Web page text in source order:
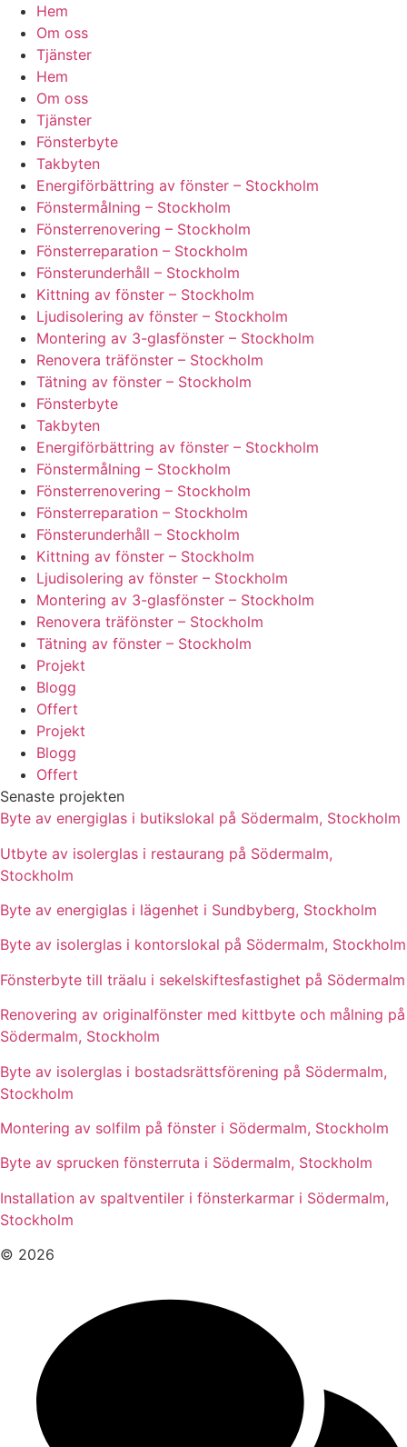
Hem
Om oss
Tjänster
Hem
Om oss
Tjänster
Fönsterbyte
Takbyten
Energiförbättring av fönster – Stockholm
Fönstermålning – Stockholm
Fönsterrenovering – Stockholm
Fönsterreparation – Stockholm
Fönsterunderhåll – Stockholm
Kittning av fönster – Stockholm
Ljudisolering av fönster – Stockholm
Montering av 3-glasfönster – Stockholm
Renovera träfönster – Stockholm
Tätning av fönster – Stockholm
Fönsterbyte
Takbyten
Energiförbättring av fönster – Stockholm
Fönstermålning – Stockholm
Fönsterrenovering – Stockholm
Fönsterreparation – Stockholm
Fönsterunderhåll – Stockholm
Kittning av fönster – Stockholm
Ljudisolering av fönster – Stockholm
Montering av 3-glasfönster – Stockholm
Renovera träfönster – Stockholm
Tätning av fönster – Stockholm
Projekt
Blogg
Offert
Projekt
Blogg
Offert
Senaste projekten
Byte av energiglas i butikslokal på Södermalm, Stockholm
Utbyte av isolerglas i restaurang på Södermalm,
Stockholm
Byte av energiglas i lägenhet i Sundbyberg, Stockholm
Byte av isolerglas i kontorslokal på Södermalm, Stockholm
Fönsterbyte till träalu i sekelskiftesfastighet på Södermalm
Renovering av originalfönster med kittbyte och målning på
Södermalm, Stockholm
Byte av isolerglas i bostadsrättsförening på Södermalm,
Stockholm
Montering av solfilm på fönster i Södermalm, Stockholm
Byte av sprucken fönsterruta i Södermalm, Stockholm
Installation av spaltventiler i fönsterkarmar i Södermalm,
Stockholm
© 2026